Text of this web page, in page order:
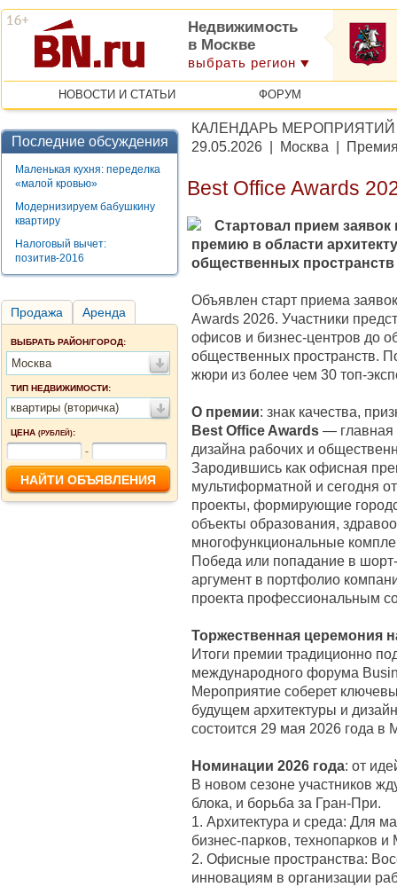
Недвижимость
в Москве
выбрать регион
НОВОСТИ И СТАТЬИ ФОРУМ
Последние обсуждения
Маленькая кухня: переделка
«малой кровью»
Модернизируем бабушкину
квартиру
Налоговый вычет:
позитив-2016
Продажа Аренда
ВЫБРАТЬ РАЙОН/ГОРОД:
Москва
ТИП НЕДВИЖИМОСТИ:
квартиры (вторичка)
ЦЕНА (РУБЛЕЙ):
-
КАЛЕНДАРЬ МЕРОПРИЯТИЙ
29.05.2026 | Москва |
Best Office Awards
Стартовал прием
премию в области
общественных пространств
Объявлен старт приема
Awards 2026. Участники
офисов и бизнес-центров до
общественных пространств.
жюри из более чем 30 топ-
О премии: знак качества,
Best Office Awards — главная
дизайна рабочих и
Зародившись как офисная
мультиформатной и сегодня
проекты, формирующие
объекты образования,
многофункциональные
Победа или попадание в
аргумент в портфолио
проекта профессиональным
Торжественная церемония
Итоги премии традиционно
международного форума
Мероприятие соберет
будущем архитектуры и
состоится 29 мая 2026 года
Номинации 2026 года: от
В новом сезоне участников
блока, и борьба за Гран-При.
1. Архитектура и среда: Для
бизнес-парков, технопарков
2. Офисные пространства:
инновациям в организации